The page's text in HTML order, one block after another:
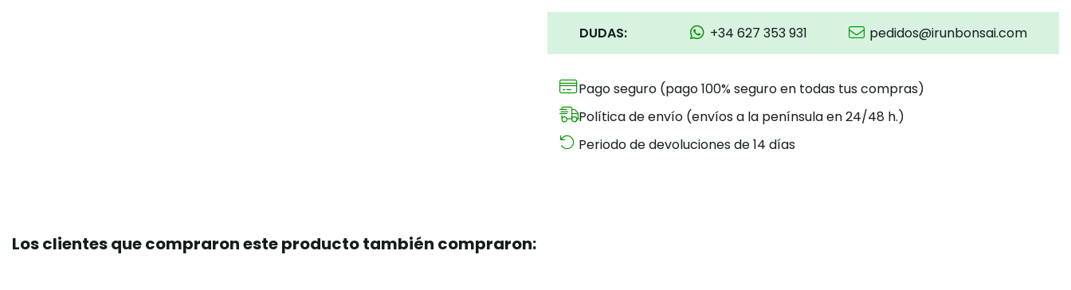
DUDAS: +34 627 353 931 pedidos@irunbonsai.com
Pago seguro (pago 100% seguro en todas tus compras)
Política de envío (envíos a la península en 24/48 h.)
Periodo de devoluciones de 14 días
Los clientes que compraron este producto también compraron: